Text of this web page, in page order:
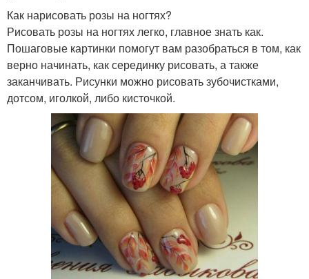
Как нарисовать розы на ногтях?
Рисовать розы на ногтях легко, главное знать как.
Пошаговые картинки помогут вам разобраться в том, как
верно начинать, как серединку рисовать, а также
заканчивать. Рисунки можно рисовать зубочистками,
дотсом, иголкой, либо кисточкой.